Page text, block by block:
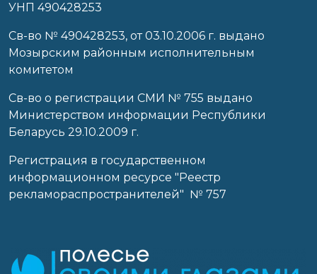
УНП 490428253
Cв-во № 490428253, от 03.10.2006 г. выдано
Мозырским районным исполнительным
комитетом
Св-во о регистрации СМИ № 755 выдано
Министерством информации Республики
Беларусь 29.10.2009 г.
Регистрация в государственном
информационном ресурсе "Реестр
рекламораспространителей" № 757